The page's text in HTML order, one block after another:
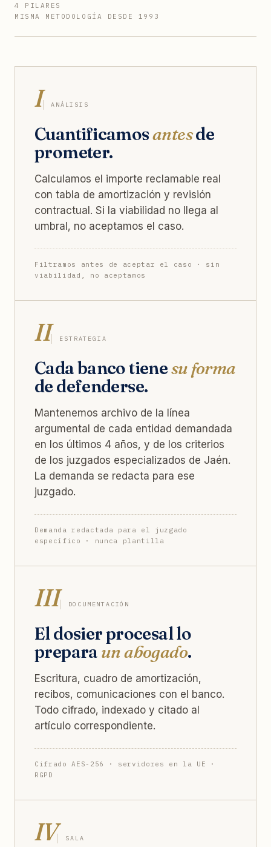
4 PILARES
MISMA METODOLOGÍA DESDE 1993
I ANÁLISIS
Cuantificamosantesde
prometer.
Calculamos el importe reclamable real
con tabla de amortización y revisión
contractual. Si la viabilidad no llega al
umbral, no aceptamos el caso.
Filtramos antes de aceptar el caso · sin
viabilidad, no aceptamos
II ESTRATEGIA
Cada banco tienesu forma
de defenderse.
Mantenemos archivo de la línea
argumental de cada entidad demandada
en los últimos 4 años, y de los criterios
de los juzgados especializados de Jaén.
La demanda se redacta para ese
juzgado.
Demanda redactada para el juzgado
específico · nunca plantilla
III DOCUMENTACIÓN
El dosier procesal lo
prepara un abogado.
Escritura, cuadro de amortización,
recibos, comunicaciones con el banco.
Todo cifrado, indexado y citado al
artículo correspondiente.
Cifrado AES-256 · servidores en la UE ·
RGPD
IV SALA